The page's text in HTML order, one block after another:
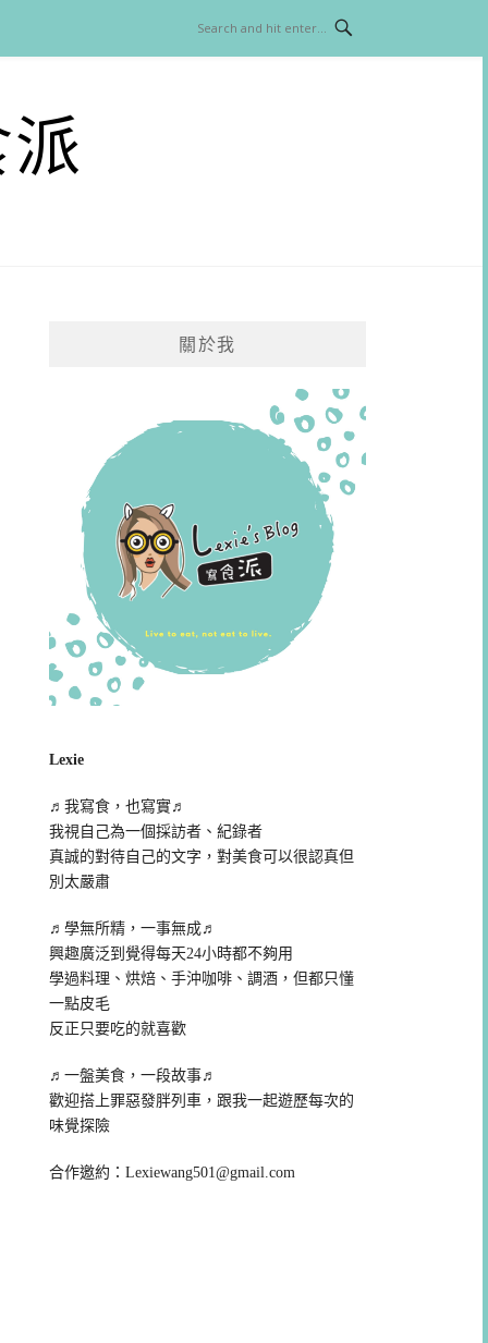
關於我
Lexie
♬我寫食，也寫實♬
我視自己為一個採訪者、紀錄者
真誠的對待自己的文字，對美食可以很認真但
別太嚴肅
♬學無所精，一事無成♬
興趣廣泛到覺得每天24小時都不夠用
學過料理、烘焙、手沖咖啡、調酒，但都只懂
一點皮毛
反正只要吃的就喜歡
♬一盤美食，一段故事♬
歡迎搭上罪惡發胖列車，跟我一起遊歷每次的
味覺探險
合作邀約：Lexiewang501@gmail.com